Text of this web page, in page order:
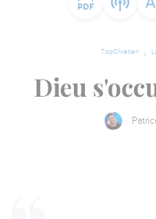
TopChrétien
Dieu